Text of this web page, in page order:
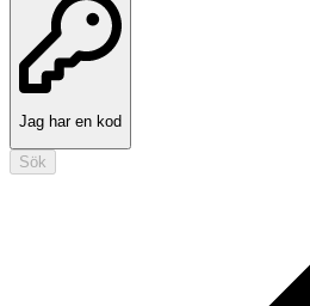
Jag har en kod
Sök